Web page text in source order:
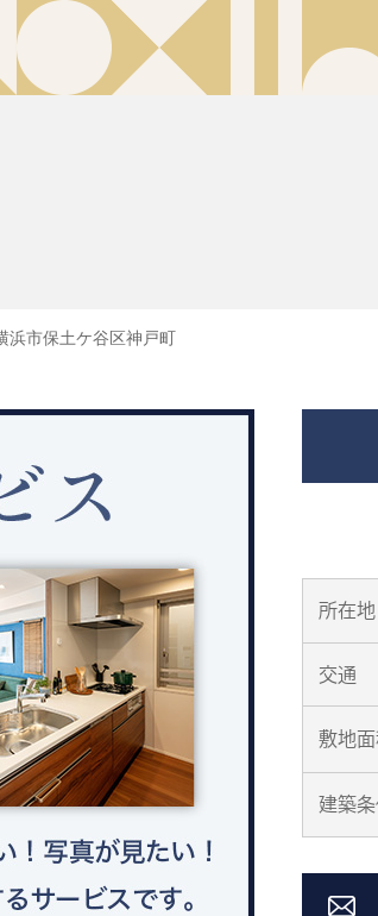
浜市保土ケ谷区神戸町
所在地
交通
敷地
建築